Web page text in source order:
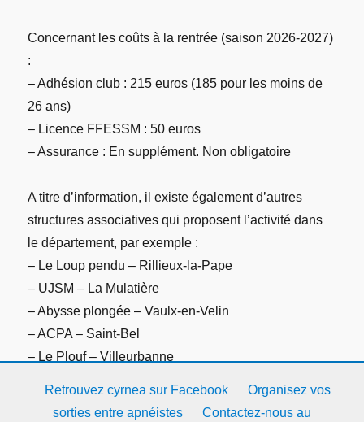
Concernant les coûts à la rentrée (saison 2026-2027)
:
– Adhésion club : 215 euros (185 pour les moins de
26 ans)
– Licence FFESSM : 50 euros
– Assurance : En supplément. Non obligatoire
A titre d’information, il existe également d’autres
structures associatives qui proposent l’activité dans
le département, par exemple :
– Le Loup pendu – Rillieux-la-Pape
– UJSM – La Mulatière
– Abysse plongée – Vaulx-en-Velin
– ACPA – Saint-Bel
– Le Plouf – Villeurbanne
Retrouvez cyrnea sur Facebook
Organisez vos
sorties entre apnéistes
Contactez-nous au